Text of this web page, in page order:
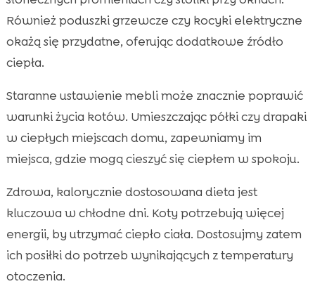
Również poduszki grzewcze czy kocyki elektryczne
okażą się przydatne, oferując dodatkowe źródło
ciepła.
Staranne ustawienie mebli może znacznie poprawić
warunki życia kotów. Umieszczając półki czy drapaki
w ciepłych miejscach domu, zapewniamy im
miejsca, gdzie mogą cieszyć się ciepłem w spokoju.
Zdrowa, kalorycznie dostosowana dieta jest
kluczowa w chłodne dni. Koty potrzebują więcej
energii, by utrzymać ciepło ciała. Dostosujmy zatem
ich posiłki do potrzeb wynikających z temperatury
otoczenia.